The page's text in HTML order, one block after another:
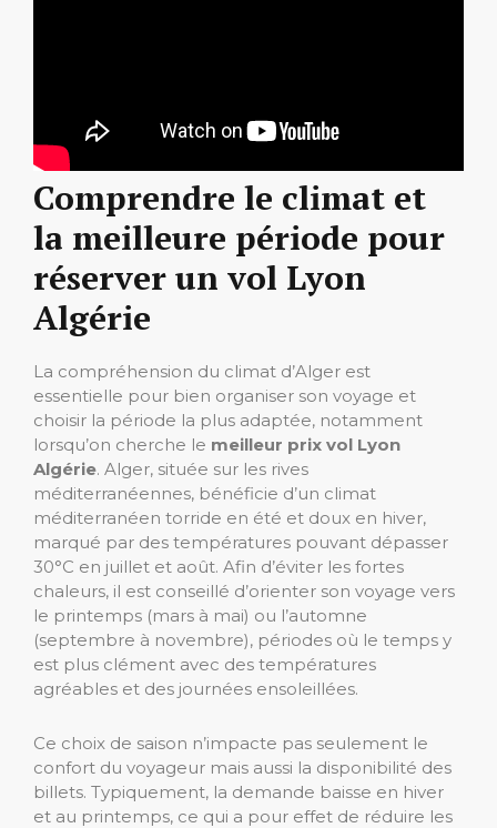
Comprendre le climat et
la meilleure période pour
réserver un vol Lyon
Algérie
La compréhension du climat d’Alger est
essentielle pour bien organiser son voyage et
choisir la période la plus adaptée, notamment
lorsqu’on cherche le meilleur prix vol Lyon
Algérie. Alger, située sur les rives
méditerranéennes, bénéficie d’un climat
méditerranéen torride en été et doux en hiver,
marqué par des températures pouvant dépasser
30°C en juillet et août. Afin d’éviter les fortes
chaleurs, il est conseillé d’orienter son voyage vers
le printemps (mars à mai) ou l’automne
(septembre à novembre), périodes où le temps y
est plus clément avec des températures
agréables et des journées ensoleillées.
Ce choix de saison n’impacte pas seulement le
confort du voyageur mais aussi la disponibilité des
billets. Typiquement, la demande baisse en hiver
et au printemps, ce qui a pour effet de réduire les